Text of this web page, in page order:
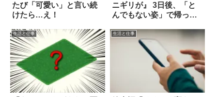
たび「可愛い」と言い続
けたら…え！
ニギリが』 3日後、「と
んでもない姿」で帰って
生活と仕事 生活と仕事